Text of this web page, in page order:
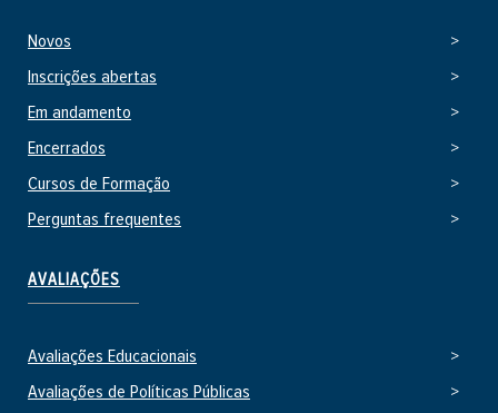
Novos
Inscrições abertas
Em andamento
Encerrados
Cursos de Formação
Perguntas frequentes
AVALIAÇÕES
Avaliações Educacionais
Avaliações de Políticas Públicas